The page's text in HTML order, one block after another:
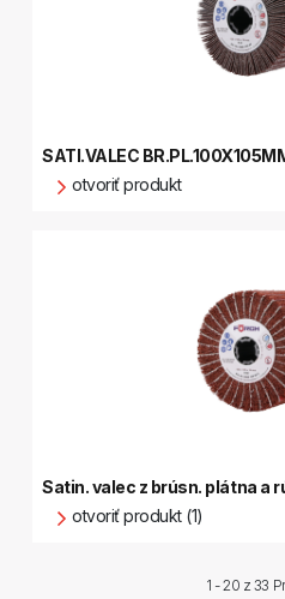
SATI.VALEC
otvoriť produkt
Satin. valec z brúsn. plátna a
otvoriť produkt (1)
1 - 20 z33